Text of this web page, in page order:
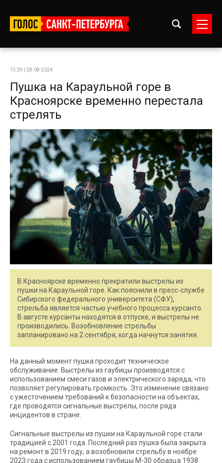
15:39 | 28-08-2024
Пушка на Караульной горе в
Красноярске временно перестала
стрелять
В Красноярске временно прекратили выстрелы из
пушки на Караульной горе. Как пояснили в пресс-службе
Сибирского федерального университета (СФУ),
стрельба является частью учебного процесса курсанто.
В августе курсанты находятся в отпуске, и выстрелы не
производились. Возобновление стрельбы
запланировано на 2 сентября, когда начнутся занятия.
На данный момент пушка проходит техническое
обслуживание. Выстрелы из гаубицы производятся с
использованием смеси газов и электрического заряда, что
позволяет регулировать громкость. Это изменение связано
с ужесточением требований к безопасности на объектах,
где проводятся сигнальные выстрелы, после ряда
инцидентов в стране.
Сигнальные выстрелы из пушки на Караульной горе стали
традицией с 2001 года. Последний раз пушка была закрыта
на ремонт в 2019 году, а возобновили стрельбу в ноябре
2023 года с использованием гаубицы М-30 образца 1938